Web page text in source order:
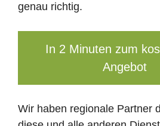
genau richtig.
In 2 Minuten zum
Angebot
Wir haben regionale Partner